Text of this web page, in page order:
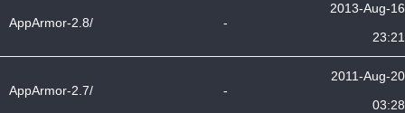
AppArmor-2.8/ -
2013-Aug-16
23:21
AppArmor-2.7/ -
2011-Aug-20
03:28